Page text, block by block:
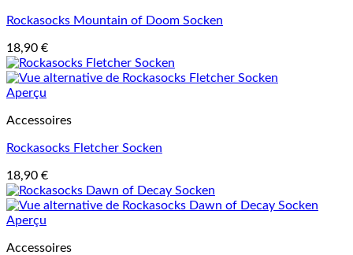
Rockasocks Mountain of Doom Socken
18,90 €
Aperçu
Accessoires
Rockasocks Fletcher Socken
18,90 €
Aperçu
Accessoires